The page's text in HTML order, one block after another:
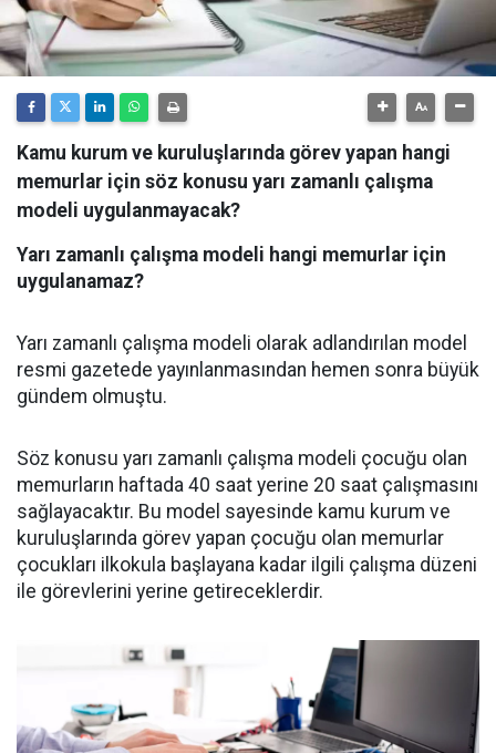
Kamu kurum ve kuruluşlarında görev yapan hangi
memurlar için söz konusu yarı zamanlı çalışma
modeli uygulanmayacak?
Yarı zamanlı çalışma modeli hangi memurlar için
uygulanamaz?
Yarı zamanlı çalışma modeli olarak adlandırılan model
resmi gazetede yayınlanmasından hemen sonra büyük
gündem olmuştu.
Söz konusu yarı zamanlı çalışma modeli çocuğu olan
memurların haftada 40 saat yerine 20 saat çalışmasını
sağlayacaktır. Bu model sayesinde kamu kurum ve
kuruluşlarında görev yapan çocuğu olan memurlar
çocukları ilkokula başlayana kadar ilgili çalışma düzeni
ile görevlerini yerine getireceklerdir.